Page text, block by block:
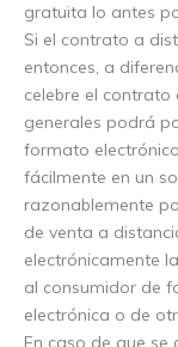
gratuita lo antes
Si el contrato a
entonces, a
celebre el
generales podrá
formato
fácilmente en un
razonablemente
de venta a
electrónicamente
al consumidor de
electrónica o de
En caso de que se